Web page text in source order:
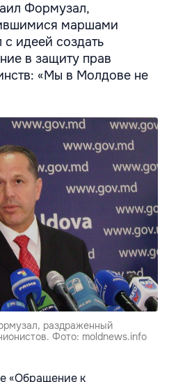
Формузал,
маршами
с идеей создать
в защиту прав
«Мы в Молдове не
раздраженный
Фото: moldnews.info
«Обращение к